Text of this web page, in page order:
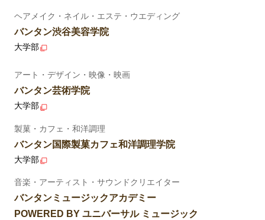
ヘアメイク・ネイル・エステ・ウエディング
バンタン渋谷美容学院
大学部
アート・デザイン・映像・映画
バンタン芸術学院
大学部
製菓・カフェ・和洋調理
バンタン国際製菓カフェ和洋調理学院
大学部
音楽・アーティスト・サウンドクリエイター
バンタンミュージックアカデミー
POWERED BY ユニバーサル ミュージック